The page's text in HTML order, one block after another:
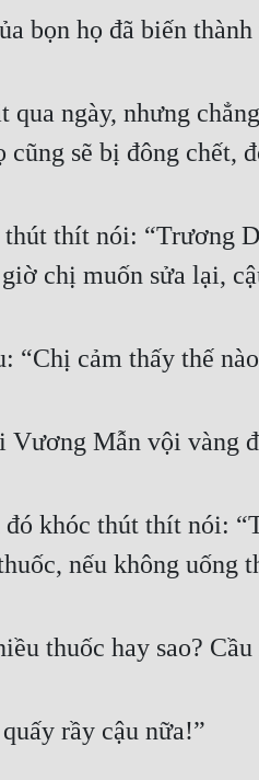
bọn họ đã biến
ngày, nhưng
sẽ bị đông chết,
thít nói: “Trương
chị muốn sửa lại,
cảm thấy thế
Mẫn vội vàng
khóc thút thít nói:
nếu không uống
thuốc hay sao?
rầy cậu nữa!”